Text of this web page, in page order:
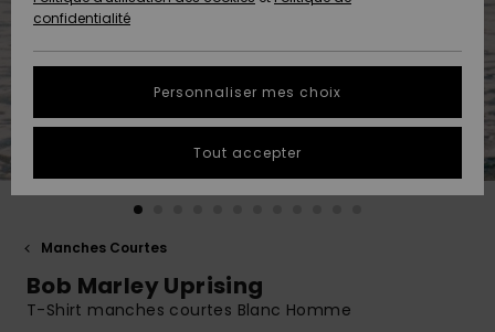
A
Découvrir
A
Découvrir
Communauté
AIDE &
CONTACT
Démarrez
question.
Démarrer
COLLECTION
CARTE
CADEAU
Manches Courtes
Bob Marley Uprising
T-Shirt manches courtes Blanc Homme
confidentialité
Personnaliser mes choix
Tout accepter